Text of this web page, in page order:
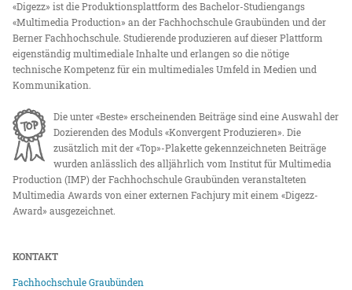
«Digezz» ist die Produktionsplattform des Bachelor-Studiengangs
«Multimedia Production» an der Fachhochschule Graubünden und der
Berner Fachhochschule. Studierende produzieren auf dieser Plattform
eigenständig multimediale Inhalte und erlangen so die nötige
technische Kompetenz für ein multimediales Umfeld in Medien und
Kommunikation.
Die unter «Beste» erscheinenden Beiträge sind eine Auswahl der
Dozierenden des Moduls «Konvergent Produzieren». Die
zusätzlich mit der «Top»-Plakette gekennzeichneten Beiträge
wurden anlässlich des alljährlich vom Institut für Multimedia
Production (IMP) der Fachhochschule Graubünden veranstalteten
Multimedia Awards von einer externen Fachjury mit einem «Digezz-
Award» ausgezeichnet.
KONTAKT
Fachhochschule Graubünden